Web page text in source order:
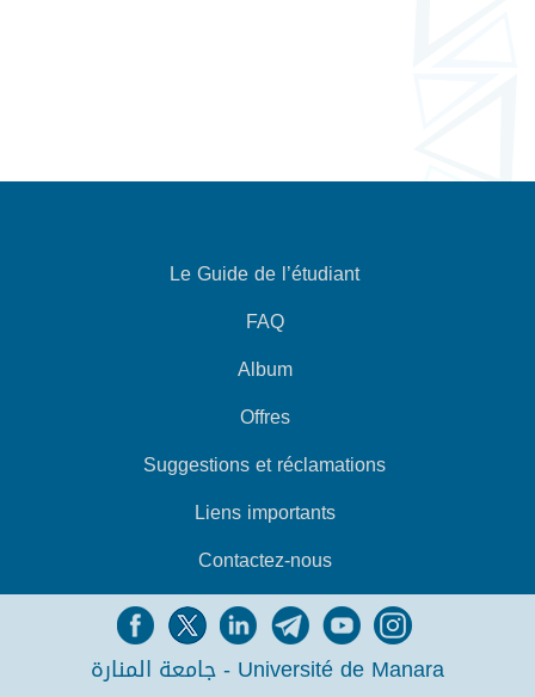
Le Guide de l’étudiant
FAQ
Album
Offres
Suggestions et réclamations
Liens importants
Contactez-nous
جامعة المنارة - Université de Manara